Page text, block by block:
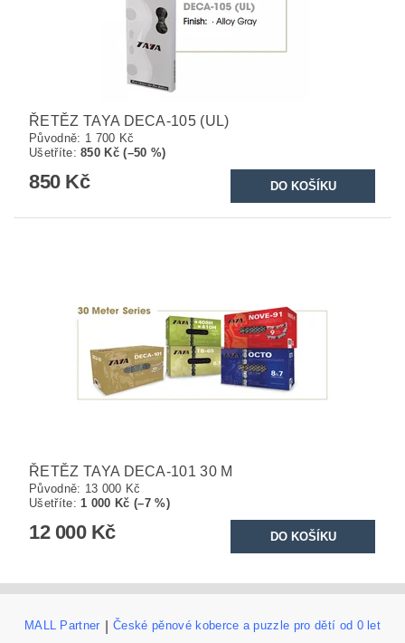
ŘETĚZ TAYA DECA-105 (UL)
Původně: 1 700 Kč
Ušetříte:850 Kč (–50 %)
850 Kč
ŘETĚZ TAYA DECA-101 30 M
Původně: 13 000 Kč
Ušetříte:1 000 Kč (–7 %)
12 000 Kč
MALL Partner České pěnové koberce a puzzle pro dětí od 0 let